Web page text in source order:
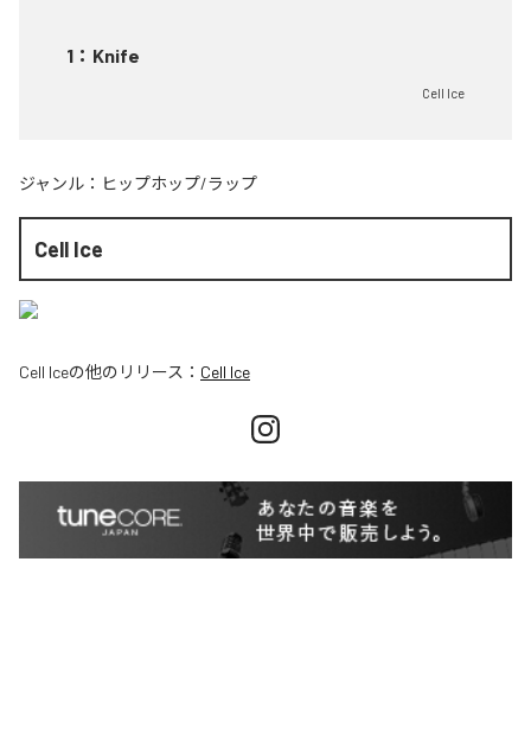
1 ： Knife
Cell Ice
ジャンル： ヒップホップ/ラップ
Cell Ice
Cell Iceの他のリリース： Cell Ice